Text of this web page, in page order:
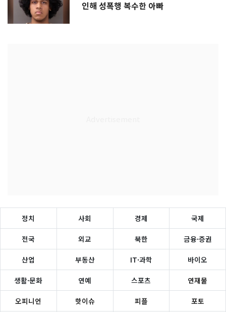
인해 성폭행 복수한 아빠
정치 사회 경제 국제
전국 외교 북한 금융·증권
산업 부동산 IT·과학 바이오
생활·문화 연예 스포츠 연재물
오피니언 핫이슈 피플 포토